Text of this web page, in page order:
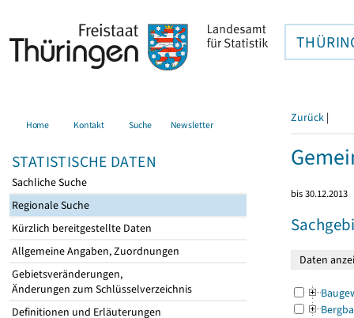
Home Kontakt Suche Newsletter
STATISTISCHE DATEN
Sachliche Suche
Regionale Suche
Kürzlich bereitgestellte Daten
Allgemeine Angaben, Zuordnungen
Gebietsveränderungen,
Änderungen zum Schlüsselverzeichnis
Definitionen und Erläuterungen
Zurück |
bis 30.12.2013